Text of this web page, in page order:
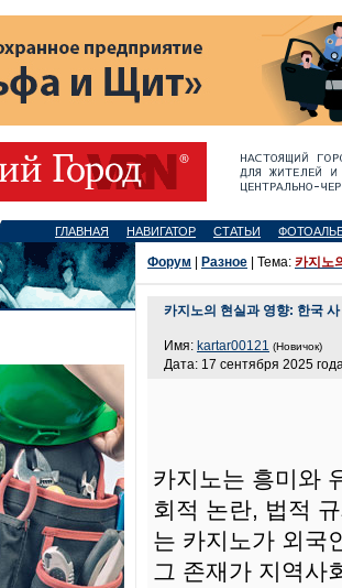
ГЛАВНАЯ НАВИГАТОР СТАТЬИ
Форум Разное | Тема: 카지노
카지노의 현실과 영향: 한국 사
Имя: kartar00121 (Новичок)
Дата: 17 сентября 2025
카지노는 흥미와
회적 논란, 법적
는 카지노가 외국
그 존재가 지역사